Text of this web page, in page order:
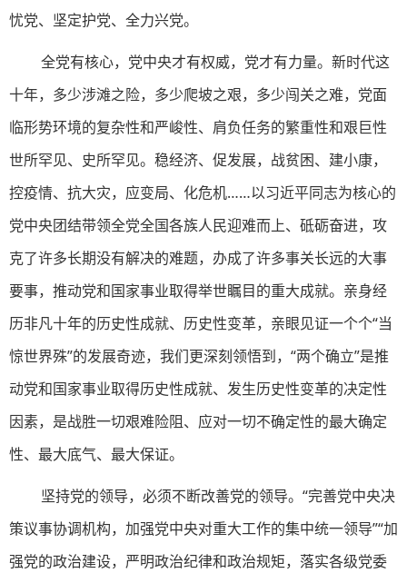
忧党、坚定护党、全力兴党。
全党有核心，党中央才有权威，党才有力量。新时代这
十年，多少涉滩之险，多少爬坡之艰，多少闯关之难，党面
临形势环境的复杂性和严峻性、肩负任务的繁重性和艰巨性
世所罕见、史所罕见。稳经济、促发展，战贫困、建小康，
控疫情、抗大灾，应变局、化危机……以习近平同志为核心的
党中央团结带领全党全国各族人民迎难而上、砥砺奋进，攻
克了许多长期没有解决的难题，办成了许多事关长远的大事
要事，推动党和国家事业取得举世瞩目的重大成就。亲身经
历非凡十年的历史性成就、历史性变革，亲眼见证一个个“当
惊世界殊”的发展奇迹，我们更深刻领悟到，“两个确立”是推
动党和国家事业取得历史性成就、发生历史性变革的决定性
因素，是战胜一切艰难险阻、应对一切不确定性的最大确定
性、最大底气、最大保证。
坚持党的领导，必须不断改善党的领导。“完善党中央决
策议事协调机构，加强党中央对重大工作的集中统一领导”“加
强党的政治建设，严明政治纪律和政治规矩，落实各级党委